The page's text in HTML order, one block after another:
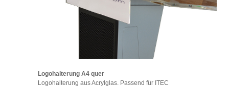
Logohalterung A4 quer
Logohalterung aus Acrylglas. Passend für ITEC